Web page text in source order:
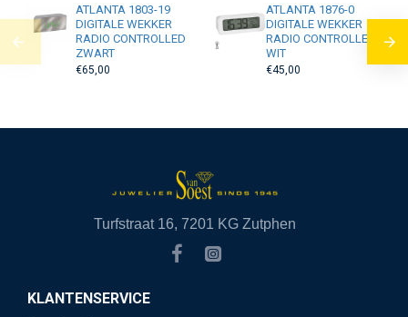
ATLANTA 1803-19
DIGITALE WEKKER
RADIO CONTROLLED
ZWART
€65,00
ATLANTA 1876-0
DIGITALE WEKKER
RADIO CONTROLLED
WIT
€45,00
Turfstraat 16, 7201 KG Zutphen
KLANTENSERVICE